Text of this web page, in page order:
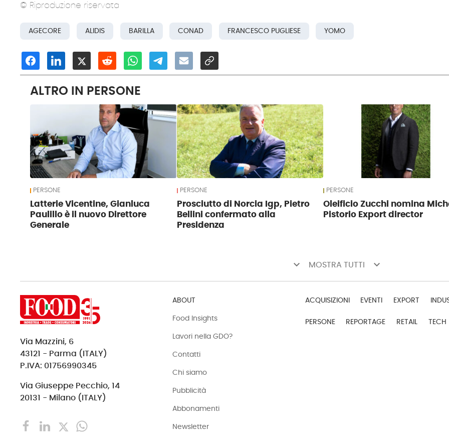
© Riproduzione riservata
AGECORE ALIDIS BARILLA CONAD FRANCESCO PUGLIESE YOMO
ALTRO IN PERSONE
PERSONE
Latterie Vicentine, Gianluca
Paulillo è il nuovo Direttore
Generale
PERSONE
Prosciutto di Norcia Igp, Pietro
Bellini confermato alla
Presidenza
PERSONE
Oleificio Zucchi nomina
Pistorio Export director
keyboard_arrow_down MOSTRA TUTTI keyboard_arrow_down
Via Mazzini, 6
43121 - Parma (ITALY)
P.IVA: 01756990345
Via Giuseppe Pecchio, 14
20131 - Milano (ITALY)
ABOUT
Food Insights
Lavori nella GDO?
Contatti
Chi siamo
Pubblicità
Abbonamenti
Newsletter
ACQUISIZIONI EVENTI EXPORT
PERSONE REPORTAGE RETAIL TECH